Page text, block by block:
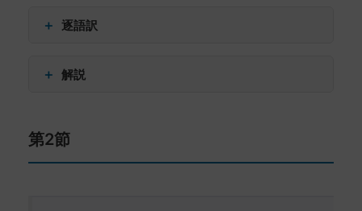
＋ 逐語訳
कमला (kamalā) – ラクシュミー
कुङ्कुमतः (kuṅkumataḥ) – クンクマ（紅）を帯びた
＋ 解説
ヴェーンカテーシュワラ寺院の主神への讃歌の冒
頭です。
第2節